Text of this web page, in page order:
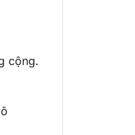
cộng.